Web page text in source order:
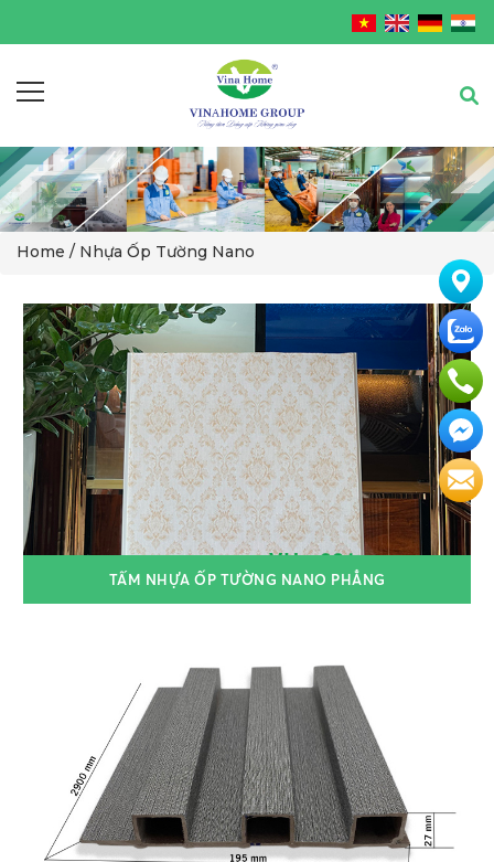
Home / Nhựa Ốp Tường Nano
TẤM NHỰA ỐP TƯỜNG NANO PHẲNG